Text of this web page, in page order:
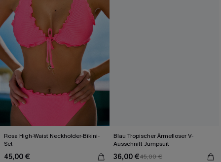
Rosa High-Waist Neckholder-Bikini-
Set
45,00 €
Blau Tropischer Ärmelloser V-
Ausschnitt Jumpsuit
36,00 €45,00 €